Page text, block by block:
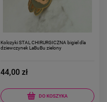
Kolczyki STAL CHIRURGICZNA bigiel dla
dziewczynek LaBuBu zielony
44,00 zł
DO KOSZYKA